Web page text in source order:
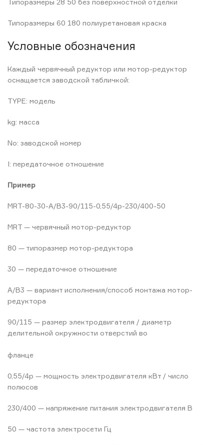
Типоразмеры 28 50 без поверхностной отделки
Типоразмеры 60 180 полиуретановая краска
Условные обозначения
Каждый червячный редуктор или мотор-редуктор
оснащается заводской табличкой:
TYPE: модель
kg: масса
No: заводской номер
I: передаточное отношение
Пример
MRT-80-30-A/B3-90/115-0,55/4p-230/400-50
MRT — червячный мотор-редуктор
80 — типоразмер мотор-редуктора
30 — передаточное отношение
A/B3 — вариант исполнения/способ монтажа мотор-
редуктора
90/115 — размер электродвигателя / диаметр
делительной окружности отверстий во
фланце
0,55/4p — мощность электродвигателя кВт / число
полюсов
230/400 — напряжение питания электродвигателя В
50 — частота электросети Гц